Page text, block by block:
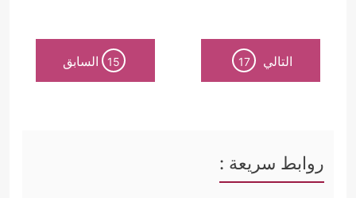
التالي 17
15 السابق
روابط سريعة :